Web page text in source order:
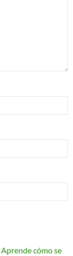
Aprende cómo se